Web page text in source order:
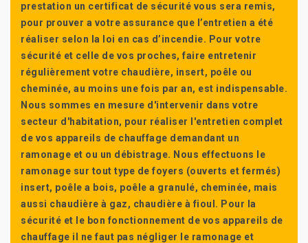
prestation un certificat de sécurité vous sera remis,
pour prouver a votre assurance que l’entretien a été
réaliser selon la loi en cas d’incendie. Pour votre
sécurité et celle de vos proches, faire entretenir
régulièrement votre chaudière, insert, poêle ou
cheminée, au moins une fois par an, est indispensable.
Nous sommes en mesure d'intervenir dans votre
secteur d'habitation, pour réaliser l'entretien complet
de vos appareils de chauffage demandant un
ramonage et ou un débistrage. Nous effectuons le
ramonage sur tout type de foyers (ouverts et fermés)
insert, poêle a bois, poêle a granulé, cheminée, mais
aussi chaudière à gaz, chaudière à fioul. Pour la
sécurité et le bon fonctionnement de vos appareils de
chauffage il ne faut pas négliger le ramonage et